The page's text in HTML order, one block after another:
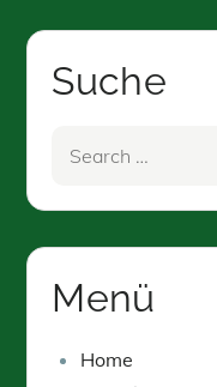
Suche
Menü
Home